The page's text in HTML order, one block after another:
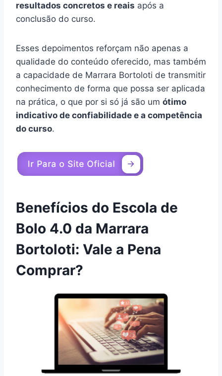
resultados concretos e reais após a
conclusão do curso.
Esses depoimentos reforçam não apenas a
qualidade do conteúdo oferecido, mas também
a capacidade de Marrara Bortoloti de transmitir
conhecimento de forma que possa ser aplicada
na prática, o que por si só já são um ótimo
indicativo de confiabilidade e a competência
do curso.
Benefícios do Escola de
Bolo 4.0 da Marrara
Bortoloti: Vale a Pena
Comprar?